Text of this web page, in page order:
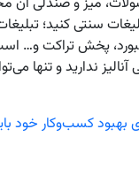
سنتی کنید؛
پخش تراکت و…
ندارید و تنها
بهبود کسب‌وکار خود